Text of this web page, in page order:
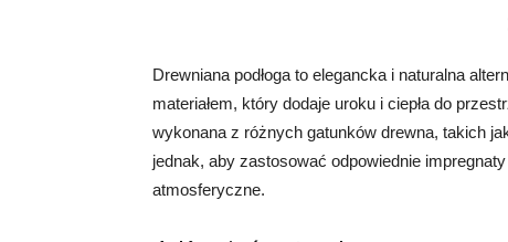
Drewniana podłoga to elegancka i naturalna
materiałem, który dodaje uroku i ciepła do
wykonana z różnych gatunków drewna, takich
jednak, aby zastosować odpowiednie
atmosferyczne.